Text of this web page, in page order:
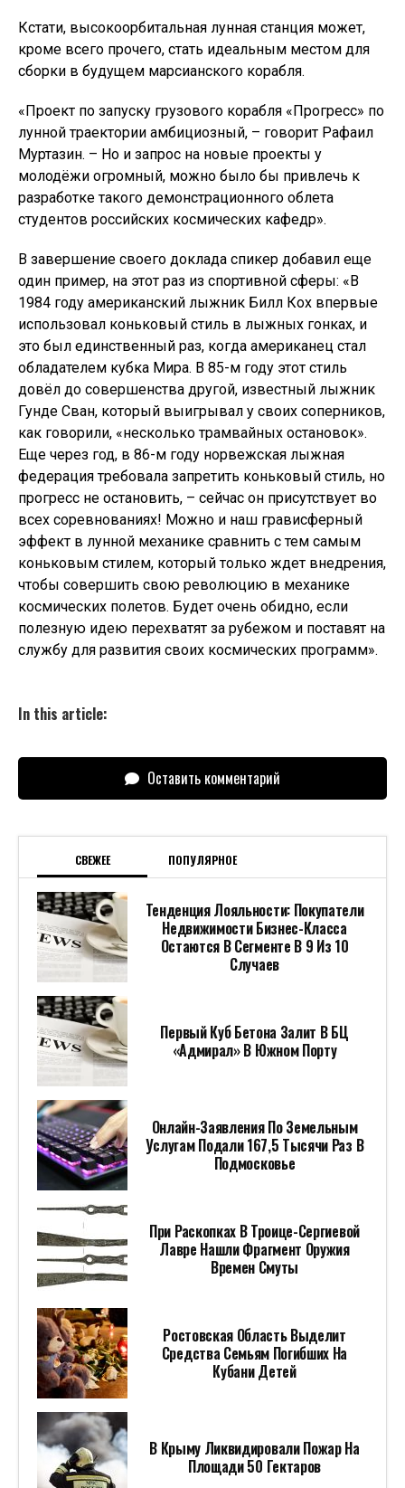
Кстати, высокоорбитальная лунная станция может,
кроме всего прочего, стать идеальным местом для
сборки в будущем марсианского корабля.
«Проект по запуску грузового корабля «Прогресс» по
лунной траектории амбициозный, – говорит Рафаил
Муртазин. – Но и запрос на новые проекты у
молодёжи огромный, можно было бы привлечь к
разработке такого демонстрационного облета
студентов российских космических кафедр».
В завершение своего доклада спикер добавил еще
один пример, на этот раз из спортивной сферы: «В
1984 году американский лыжник Билл Кох впервые
использовал коньковый стиль в лыжных гонках, и
это был единственный раз, когда американец стал
обладателем кубка Мира. В 85-м году этот стиль
довёл до совершенства другой, известный лыжник
Гунде Сван, который выигрывал у своих соперников,
как говорили, «несколько трамвайных остановок».
Еще через год, в 86-м году норвежская лыжная
федерация требовала запретить коньковый стиль, но
прогресс не остановить, – сейчас он присутствует во
всех соревнованиях! Можно и наш грависферный
эффект в лунной механике сравнить с тем самым
коньковым стилем, который только ждет внедрения,
чтобы совершить свою революцию в механике
космических полетов. Будет очень обидно, если
полезную идею перехватят за рубежом и поставят на
службу для развития своих космических программ».
In this article:
Оставить комментарий
СВЕЖЕЕ ПОПУЛЯРНОЕ
Тенденция Лояльности: Покупатели
Недвижимости Бизнес-Класса
Остаются В Сегменте В 9 Из 10
Случаев
Первый Куб Бетона Залит В БЦ
«Адмирал» В Южном Порту
Онлайн-Заявления По Земельным
Услугам Подали 167,5 Тысячи Раз В
Подмосковье
При Раскопках В Троице-Сергиевой
Лавре Нашли Фрагмент Оружия
Времен Смуты
Ростовская Область Выделит
Средства Семьям Погибших На
Кубани Детей
В Крыму Ликвидировали Пожар На
Площади 50 Гектаров